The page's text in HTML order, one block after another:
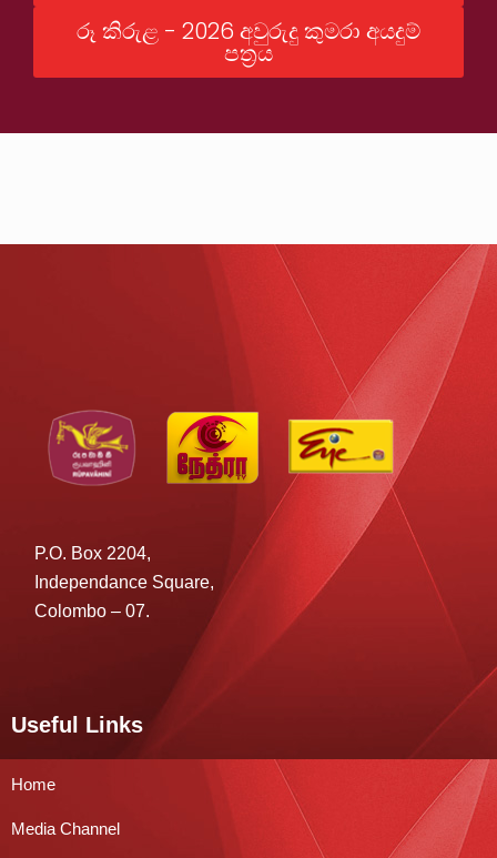
රූ කිරුළ - 2026 අවුරුදු කුමරා අයදුම්
පත්‍රය
P.O. Box 2204,
Independance Square,
Colombo – 07.
Useful Links
Home
Media Channel